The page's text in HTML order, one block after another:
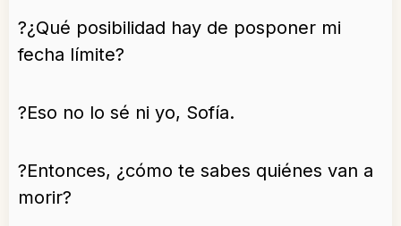
?¿Qué posibilidad hay de posponer mi
fecha límite?
?Eso no lo sé ni yo, Sofía.
?Entonces, ¿cómo te sabes quiénes van a
morir?